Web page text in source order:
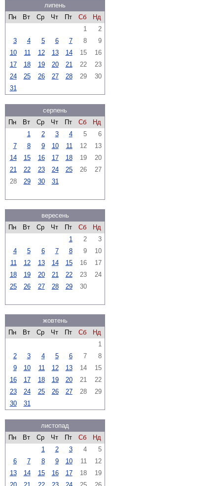
липень
Пн
Вт Ср Чт Пт Сб
Нд
1
2
3
4 5 6 7 8
9
10
11 12 13 14 15
16
17
18 19 20 21 22
23
24
25 26 27 28 29
30
31
серпень
Пн
Вт Ср Чт Пт Сб
Нд
1
2 3 4 5
6
7
8 9 10 11 12
13
14
15 16 17 18 19
20
21
22 23 24 25 26
27
28
29 30 31
вересень
Пн
Вт Ср Чт Пт Сб
Нд
1
2
3
4
5 6 7 8 9
10
11
12 13 14 15 16
17
18
19 20 21 22 23
24
25
26 27 28 29 30
жовтень
Пн
Вт Ср Чт Пт Сб
Нд
1
2
3 4 5 6 7
8
9
10 11 12 13 14
15
16
17 18 19 20 21
22
23
24 25 26 27 28
29
30
31
листопад
Пн
Вт Ср Чт Пт Сб
Нд
1
2 3 4
5
6
7 8 9 10 11
12
13
14 15 16 17 18
19